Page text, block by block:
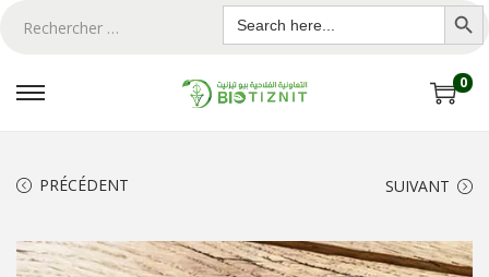
Search
for:
0
PRÉCÉDENT SUIVANT